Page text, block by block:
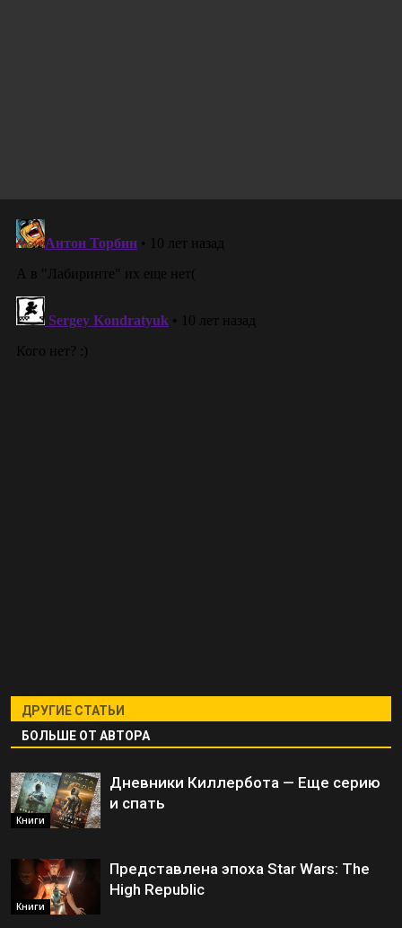
ДРУГИЕ СТАТЬИ
БОЛЬШЕ ОТ АВТОРА
Книги
Дневники Киллербота — Еще серию
и спать
Книги
Представлена эпоха Star Wars: The
High Republic